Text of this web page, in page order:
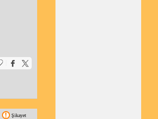
Şikayet